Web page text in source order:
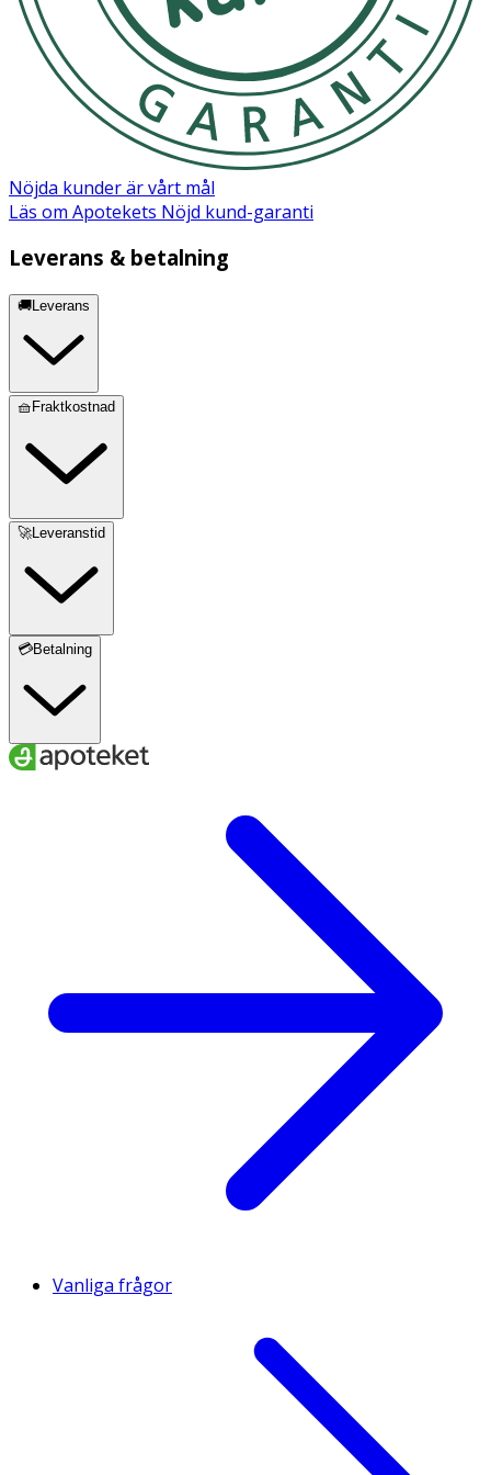
Nöjda kunder är vårt mål
Läs om Apotekets Nöjd kund-garanti
Leverans & betalning
🚚Leverans
🧺Fraktkostnad
🚀Leveranstid
💳Betalning
Vanliga frågor